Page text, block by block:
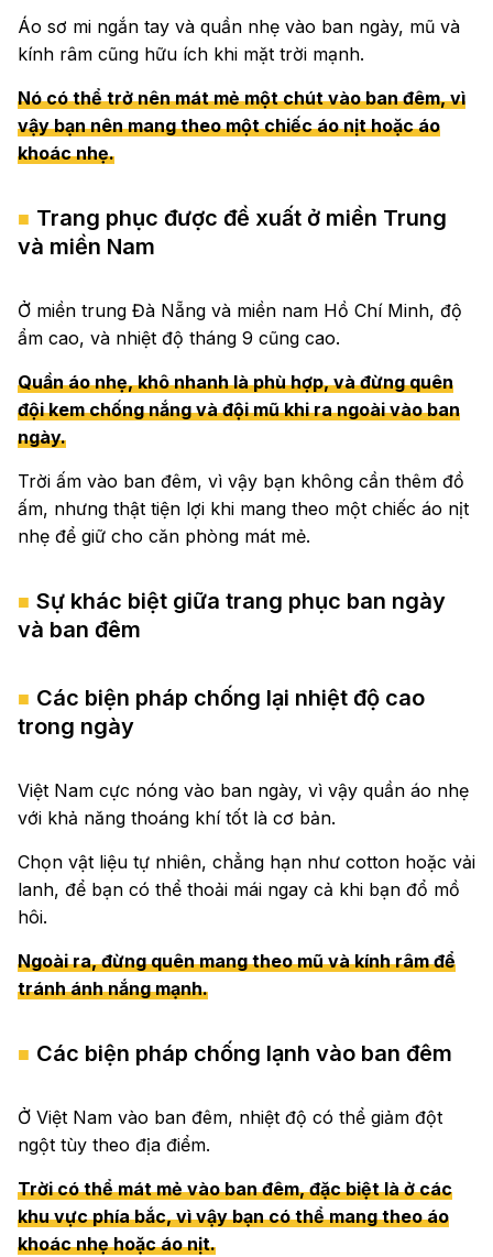
Áo sơ mi ngắn tay và quần nhẹ vào ban ngày, mũ và
kính râm cũng hữu ích khi mặt trời mạnh.
Nó có thể trở nên mát mẻ một chút vào ban đêm, vì
vậy bạn nên mang theo một chiếc áo nịt hoặc áo
khoác nhẹ.
Trang phục được đề xuất ở miền Trung
và miền Nam
Ở miền trung Đà Nẵng và miền nam Hồ Chí Minh, độ
ẩm cao, và nhiệt độ tháng 9 cũng cao.
Quần áo nhẹ, khô nhanh là phù hợp, và đừng quên
đội kem chống nắng và đội mũ khi ra ngoài vào ban
ngày.
Trời ấm vào ban đêm, vì vậy bạn không cần thêm đồ
ấm, nhưng thật tiện lợi khi mang theo một chiếc áo nịt
nhẹ để giữ cho căn phòng mát mẻ.
Sự khác biệt giữa trang phục ban ngày
và ban đêm
Các biện pháp chống lại nhiệt độ cao
trong ngày
Việt Nam cực nóng vào ban ngày, vì vậy quần áo nhẹ
với khả năng thoáng khí tốt là cơ bản.
Chọn vật liệu tự nhiên, chẳng hạn như cotton hoặc vải
lanh, để bạn có thể thoải mái ngay cả khi bạn đổ mồ
hôi.
Ngoài ra, đừng quên mang theo mũ và kính râm để
tránh ánh nắng mạnh.
Các biện pháp chống lạnh vào ban đêm
Ở Việt Nam vào ban đêm, nhiệt độ có thể giảm đột
ngột tùy theo địa điểm.
Trời có thể mát mẻ vào ban đêm, đặc biệt là ở các
khu vực phía bắc, vì vậy bạn có thể mang theo áo
khoác nhẹ hoặc áo nịt.